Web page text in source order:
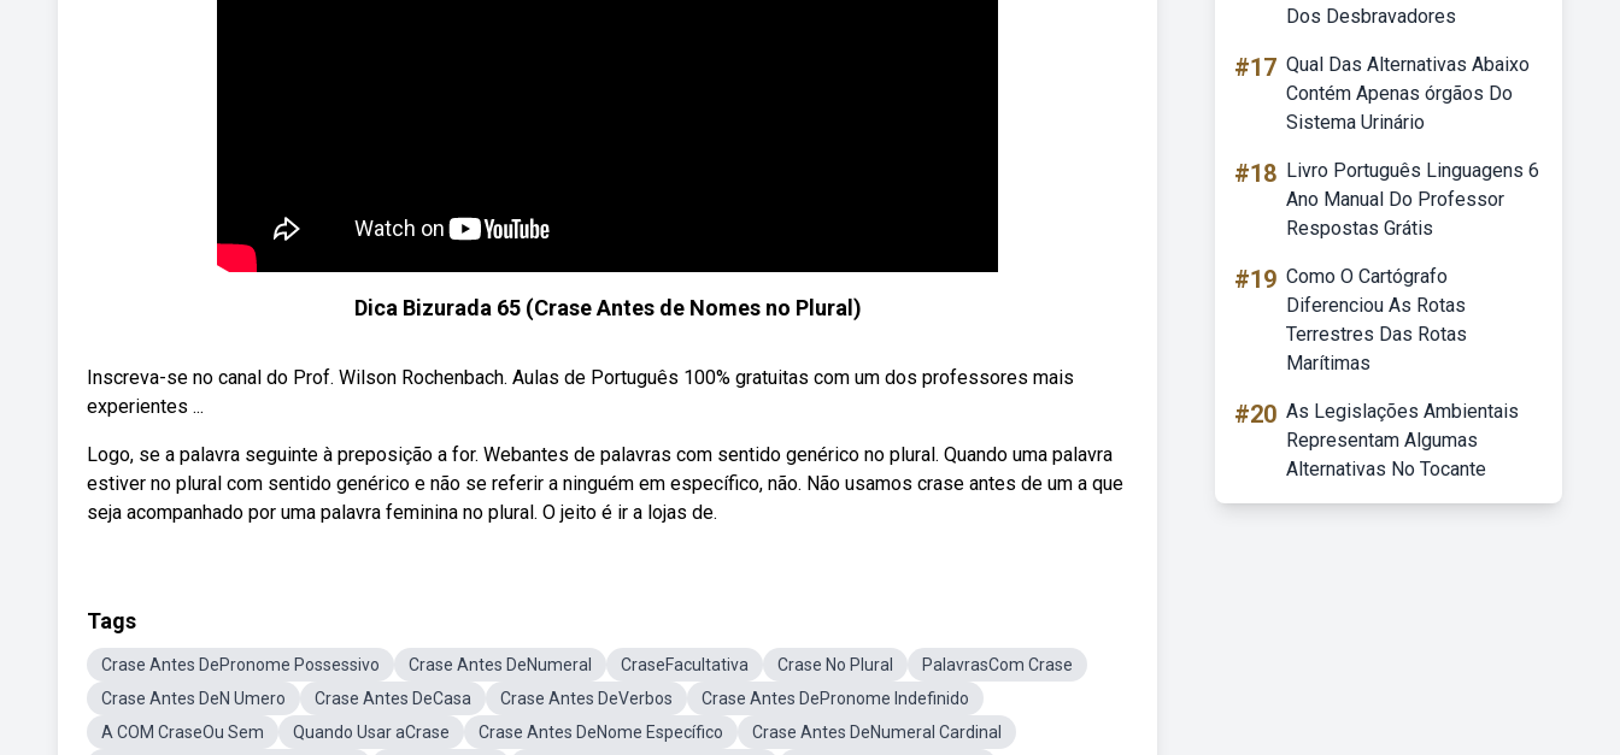
Dica Bizurada 65 (Crase Antes de Nomes no Plural)
Inscreva-se no canal do Prof. Wilson Rochenbach. Aulas de Português 100% gratuitas com um dos professores mais
experientes ...
Logo, se a palavra seguinte à preposição a for. Webantes de palavras com sentido genérico no plural. Quando uma palavra
estiver no plural com sentido genérico e não se referir a ninguém em específico, não. Não usamos crase antes de um a que
seja acompanhado por uma palavra feminina no plural. O jeito é ir a lojas de.
Tags
Crase Antes DePronome Possessivo Crase Antes DeNumeral CraseFacultativa Crase No Plural
PalavrasCom Crase
Crase Antes DeN Umero
Crase Antes DeCasa Crase Antes DeVerbos
Crase Antes DePronome Indefinido
A COM CraseOu Sem
Quando Usar aCrase Crase Antes DeNome Específico
Crase Antes DeNumeral Cardinal
Dos Desbravadores
#17 Qual Das Alternativas Abaixo
Contém Apenas órgãos Do
Sistema Urinário
#18 Livro Português Linguagens 6
Ano Manual Do Professor
Respostas Grátis
#19 Como O Cartógrafo
Diferenciou As Rotas
Terrestres Das Rotas
Marítimas
#20 As Legislações Ambientais
Representam Algumas
Alternativas No Tocante